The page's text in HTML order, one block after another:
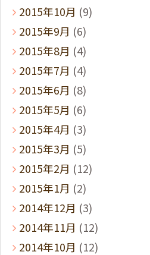
2015年10月 (9)
2015年9月 (6)
2015年8月 (4)
2015年7月 (4)
2015年6月 (8)
2015年5月 (6)
2015年4月 (3)
2015年3月 (5)
2015年2月 (12)
2015年1月 (2)
2014年12月 (3)
2014年11月 (12)
2014年10月 (12)